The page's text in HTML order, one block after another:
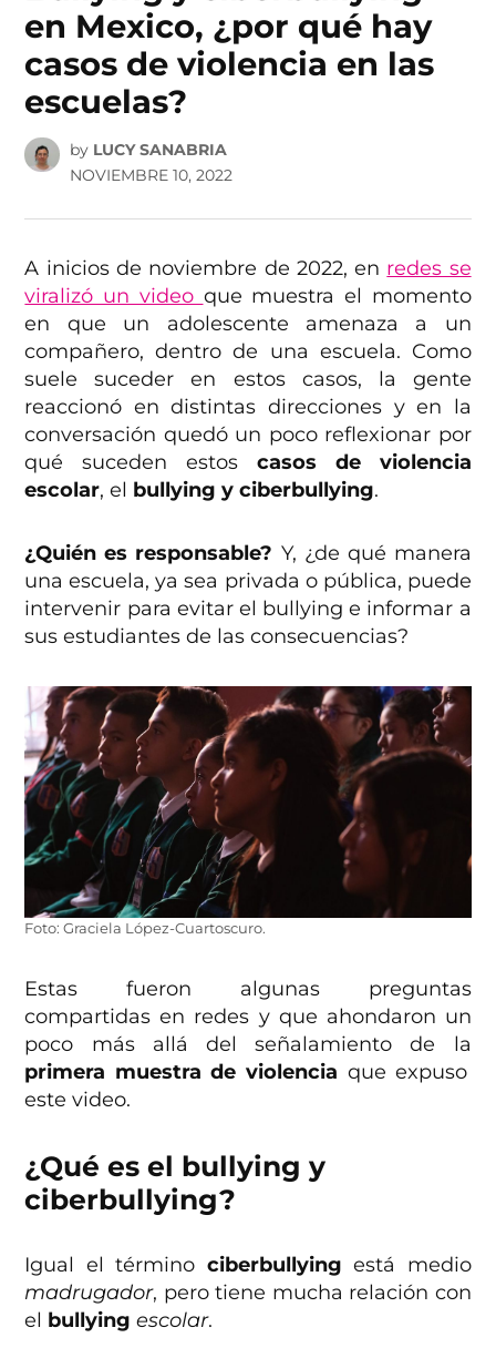
en Mexico, ¿por qué hay
casos de violencia en las
escuelas?
by LUCY SANABRIA
NOVIEMBRE 10, 2022
A inicios de noviembre de 2022, en redes se
viralizó un video que muestra el momento
en que un adolescente amenaza a un
compañero, dentro de una escuela. Como
suele suceder en estos casos, la gente
reaccionó en distintas direcciones y en la
conversación quedó un poco reflexionar por
qué suceden estos casos de violencia
escolar, el bullying y ciberbullying.
¿Quién es responsable? Y, ¿de qué manera
una escuela, ya sea privada o pública, puede
intervenir para evitar el bullying e informar a
sus estudiantes de las consecuencias?
Foto: Graciela López-Cuartoscuro.
Estas fueron algunas preguntas
compartidas en redes y que ahondaron un
poco más allá del señalamiento de la
primera muestra de violencia que expuso
este video.
¿Qué es el bullying y
ciberbullying?
Igual el término ciberbullying está medio
madrugador, pero tiene mucha relación con
el bullying escolar.